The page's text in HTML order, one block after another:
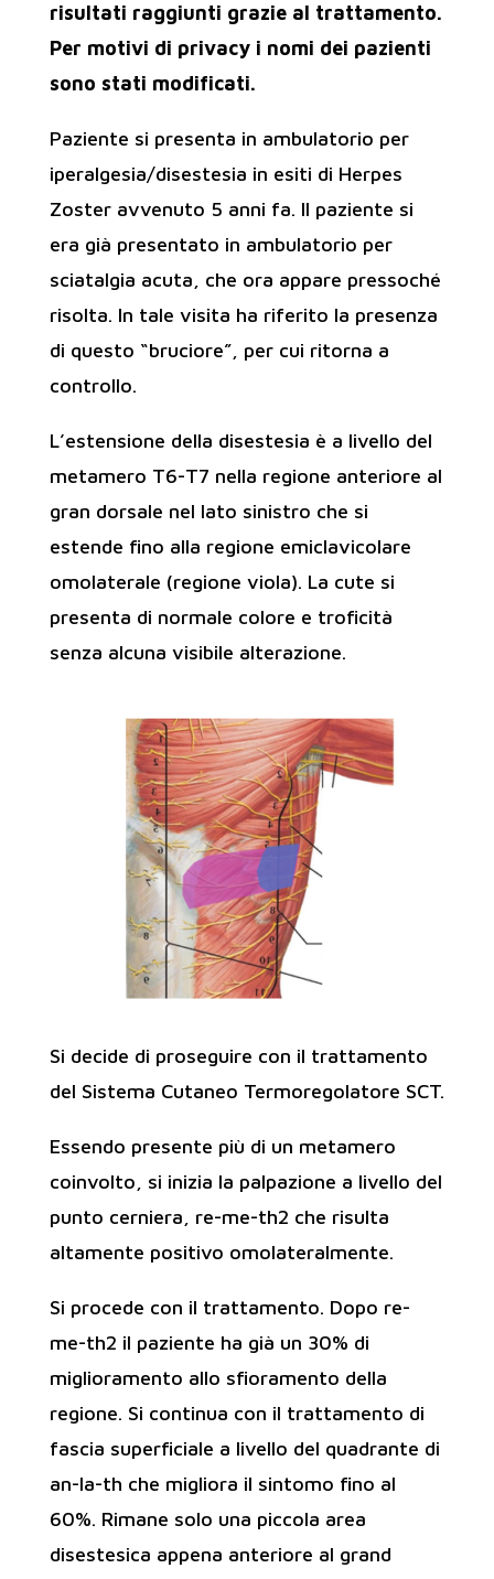
risultati raggiunti grazie al trattamento.
Per motivi di privacy i nomi dei pazienti
sono stati modificati.
Paziente si presenta in ambulatorio per
iperalgesia/disestesia in esiti di Herpes
Zoster avvenuto 5 anni fa. Il paziente si
era già presentato in ambulatorio per
sciatalgia acuta, che ora appare pressoché
risolta. In tale visita ha riferito la presenza
di questo “bruciore”, per cui ritorna a
controllo.
L’estensione della disestesia è a livello del
metamero T6-T7 nella regione anteriore al
gran dorsale nel lato sinistro che si
estende fino alla regione emiclavicolare
omolaterale (regione viola). La cute si
presenta di normale colore e troficità
senza alcuna visibile alterazione.
Si decide di proseguire con il trattamento
del Sistema Cutaneo Termoregolatore SCT.
Essendo presente più di un metamero
coinvolto, si inizia la palpazione a livello del
punto cerniera, re-me-th2 che risulta
altamente positivo omolateralmente.
Si procede con il trattamento. Dopo re-
me-th2 il paziente ha già un 30% di
miglioramento allo sfioramento della
regione. Si continua con il trattamento di
fascia superficiale a livello del quadrante di
an-la-th che migliora il sintomo fino al
60%. Rimane solo una piccola area
disestesica appena anteriore al grand